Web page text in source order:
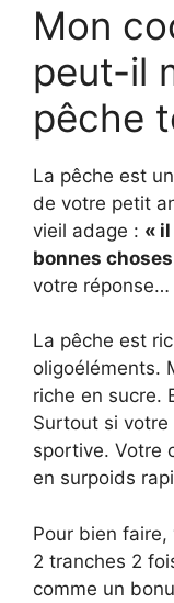
Mon
peut-il
pêche
La pêche est
de votre petit
vieil adage : «
bonnes choses
votre réponse…
La pêche est
oligoéléments.
riche en sucre.
Surtout si votre
sportive. Votre
en surpoids
Pour bien faire,
2 tranches 2
comme un